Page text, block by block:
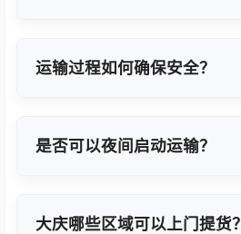
货物特性推荐最优方案。
运输过程如何确保安全？
忧。
是否可以夜间启动运输？
大庆哪些区域可以上门提货？